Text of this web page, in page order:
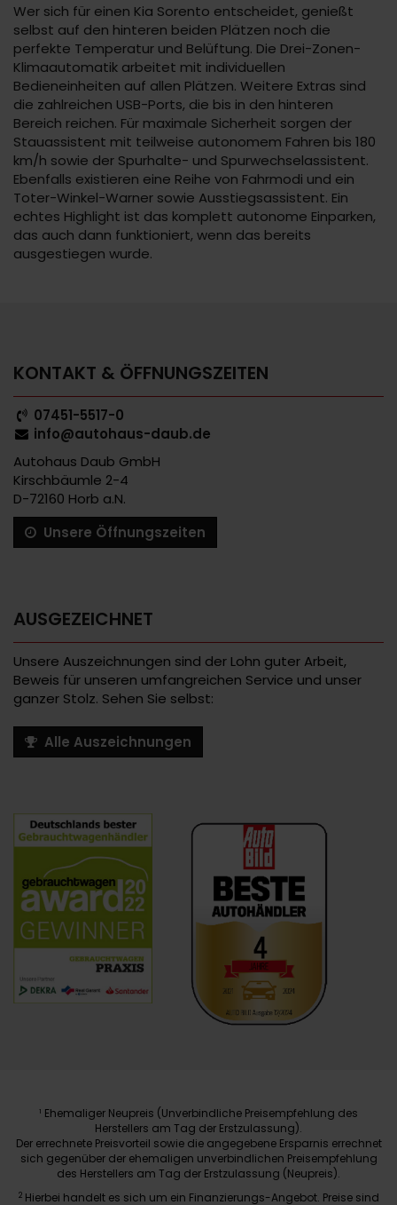
Wer sich für einen Kia Sorento entscheidet, genießt
selbst auf den hinteren beiden Plätzen noch die
perfekte Temperatur und Belüftung. Die Drei-Zonen-
Klimaautomatik arbeitet mit individuellen
Bedieneinheiten auf allen Plätzen. Weitere Extras sind
die zahlreichen USB-Ports, die bis in den hinteren
Bereich reichen. Für maximale Sicherheit sorgen der
Stauassistent mit teilweise autonomem Fahren bis 180
km/h sowie der Spurhalte- und Spurwechselassistent.
Ebenfalls existieren eine Reihe von Fahrmodi und ein
Toter-Winkel-Warner sowie Ausstiegsassistent. Ein
echtes Highlight ist das komplett autonome Einparken,
das auch dann funktioniert, wenn das bereits
ausgestiegen wurde.
KONTAKT & ÖFFNUNGSZEITEN
07451-5517-0
info@autohaus-daub.de
Autohaus Daub GmbH
Kirschbäumle 2-4
D-72160 Horb a.N.
Unsere Öffnungszeiten
AUSGEZEICHNET
Unsere Auszeichnungen sind der Lohn guter Arbeit,
Beweis für unseren umfangreichen Service und unser
ganzer Stolz. Sehen Sie selbst:
Alle Auszeichnungen
1 Ehemaliger Neupreis (Unverbindliche Preisempfehlung des
Herstellers am Tag der Erstzulassung).
Der errechnete Preisvorteil sowie die angegebene Ersparnis errechnet
sich gegenüber der ehemaligen unverbindlichen Preisempfehlung
des Herstellers am Tag der Erstzulassung (Neupreis).
2 Hierbei handelt es sich um ein Finanzierungs-Angebot. Preise sind